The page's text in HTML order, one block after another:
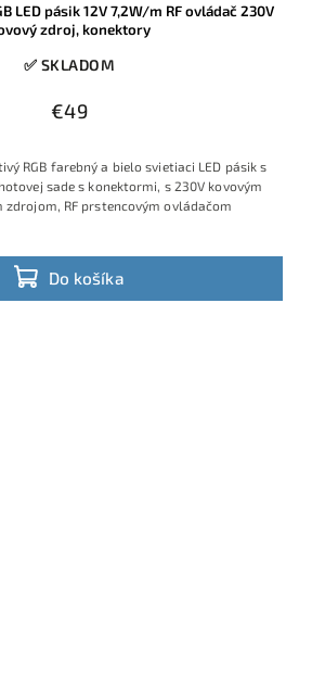
LED pásik 12V 7,2W/m RF ovládač 230V
zdroj, konektory
✅ SKLADOM
€49
Do košíka
RGB farebný a bielo svietiaci LED pásik s
sade s konektormi, s 230V kovovým
zdrojom, RF prstencovým ovládačom